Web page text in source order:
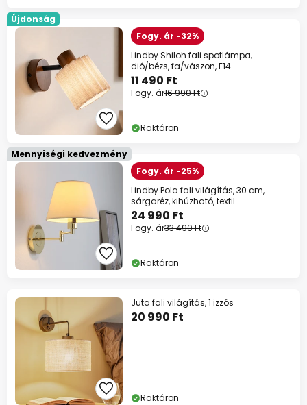
Újdonság
Fogy. ár -32%
Lindby Shiloh fali spotlámpa,
dió/bézs, fa/vászon, E14
11 490 Ft
Fogy. ár16 990 Ft
Raktáron
Mennyiségi kedvezmény
Fogy. ár -25%
Lindby Pola fali világítás, 30 cm,
sárgaréz, kihúzható, textil
24 990 Ft
Fogy. ár33 490 Ft
Raktáron
Juta fali világítás, 1 izzós
20 990 Ft
Raktáron